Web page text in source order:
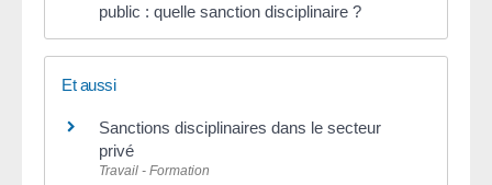
public : quelle sanction disciplinaire ?
Et aussi
Sanctions disciplinaires dans le secteur
privé
Travail - Formation